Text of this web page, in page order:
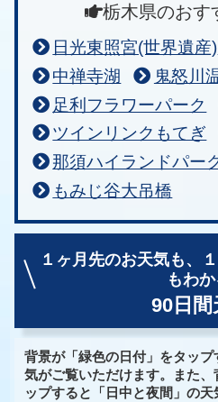
栃木県のおす
日光東照宮(世界遺産)
中禅寺湖
鬼怒川
足利フラワーパーク
ツインリンクもてぎ
那須ハイランドパー
もみじ谷大吊橋
１ヶ月先のお天気も、
もわ
90日間
背景が「緑色の日付」をタッ
気がご覧いただけます。また
ップすると「日中と夜間」の